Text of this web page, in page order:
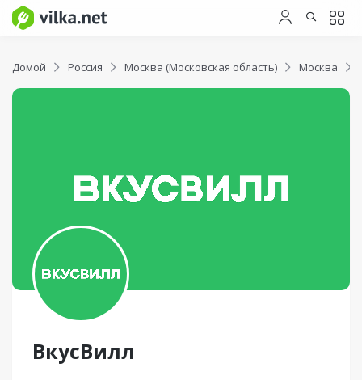
Домой Россия Москва (Московская область) Москва
ВкусВилл